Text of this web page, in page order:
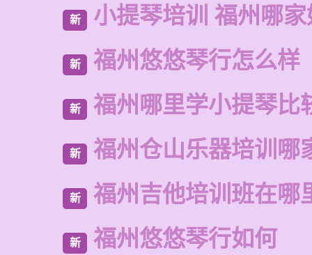
新 小提琴培训 福州哪
新 福州悠悠琴行怎么样
新 福州哪里学小提琴比
新 福州仓山乐器培训哪
新 福州吉他培训班在哪
新 福州悠悠琴行如何